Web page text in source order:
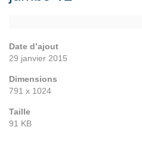
Date d’ajout
29 janvier 2015
Dimensions
791 x 1024
Taille
91 KB